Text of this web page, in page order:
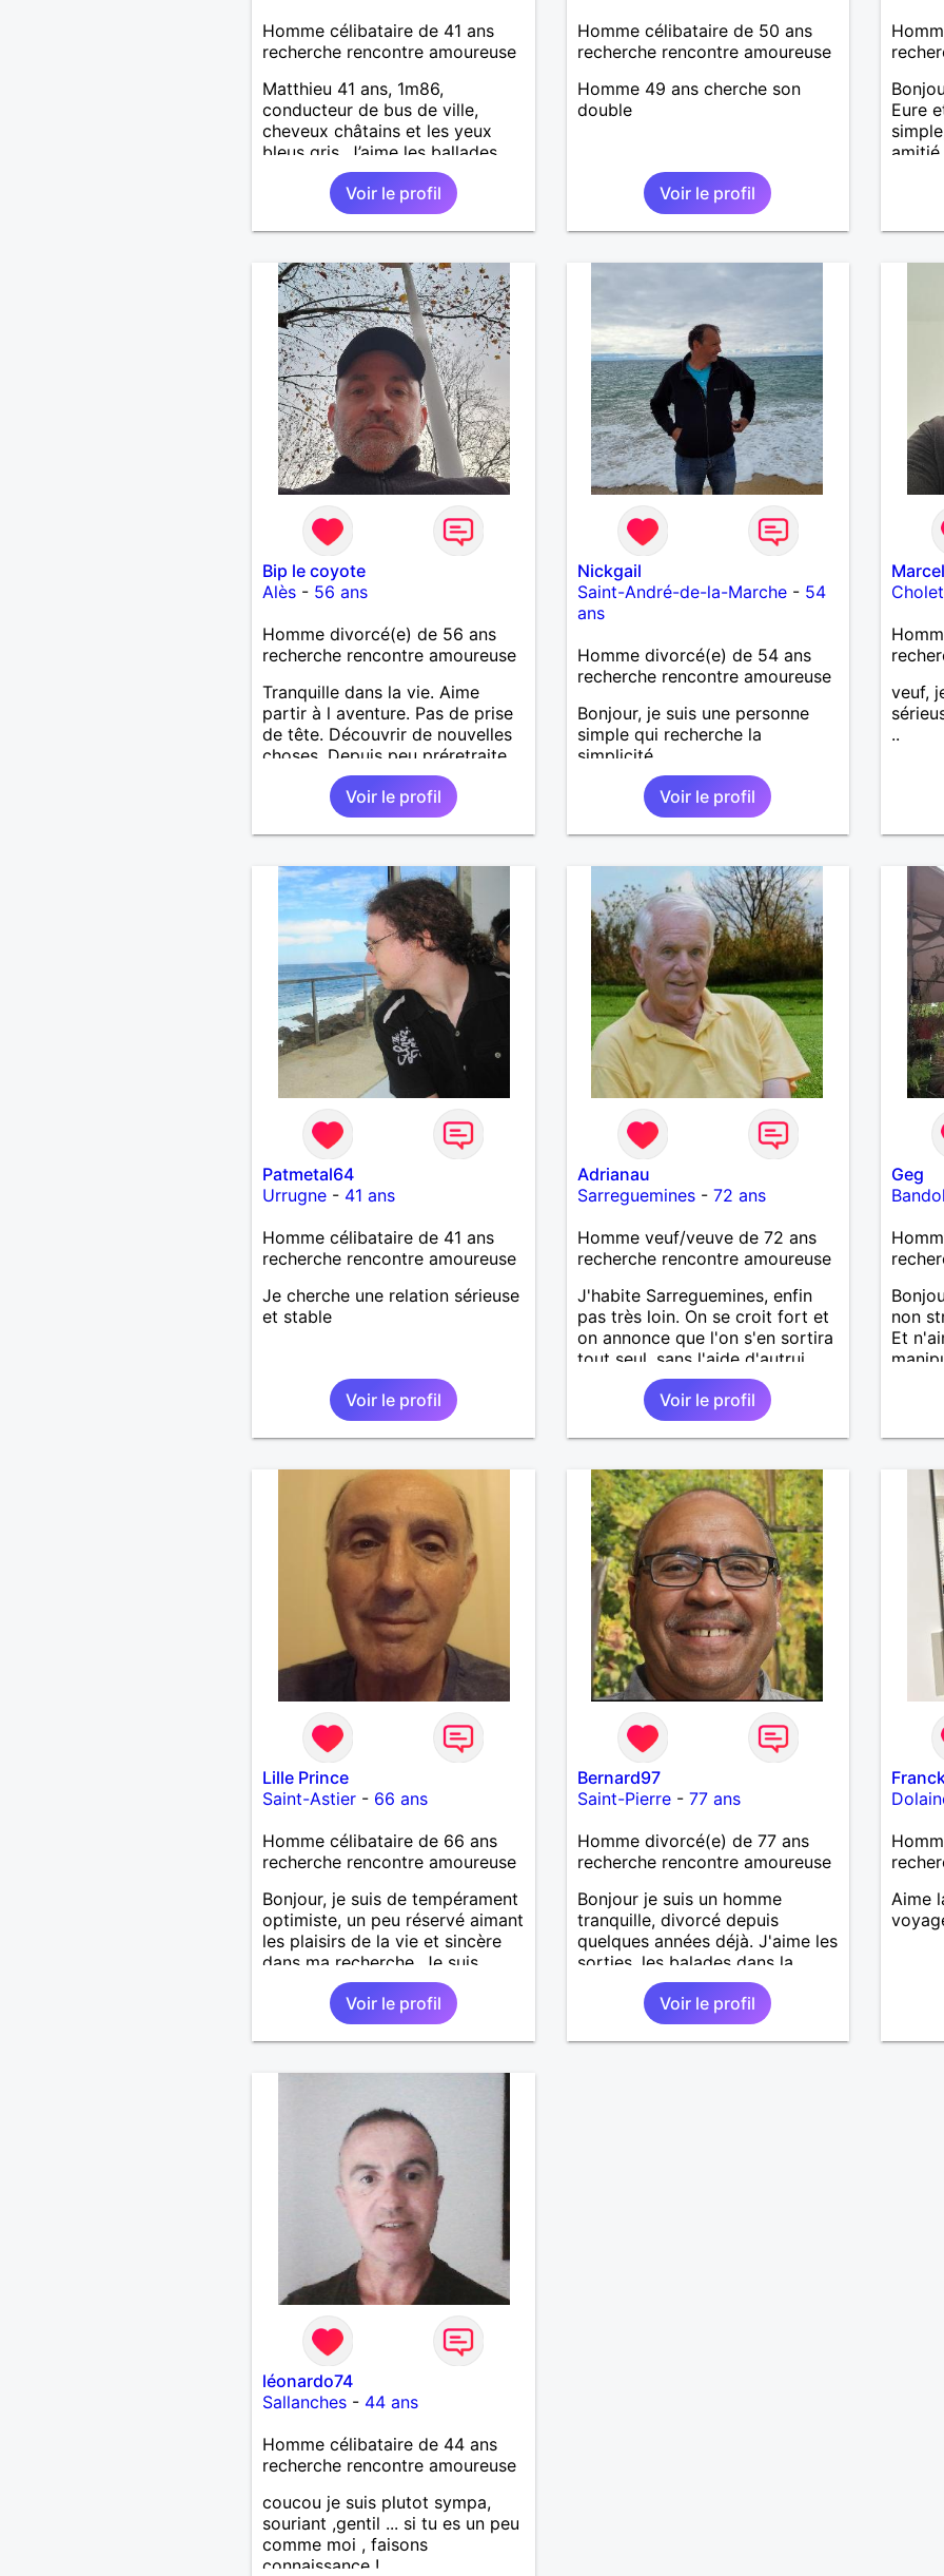
Homme célibataire de 41 ans
recherche rencontre amoureuse
Matthieu 41 ans, 1m86,
conducteur de bus de ville,
cheveux châtains et les yeux
bleus gris. J’aime les ballades,
faire du sport, sortir. Je ne fume
pas, alcool occasionnellement et
j’ai 3 magnifiques filles 17,14,11
Voir le profil
Homme célibataire de 50 ans
recherche rencontre amoureuse
Homme 49 ans cherche son
double
Voir le profil
Eure
amitié
du
un
avec
de
une
les
suivi
faire
Bip le coyote
Alès- 56 ans
Homme divorcé(e) de 56 ans
recherche rencontre amoureuse
Tranquille dans la vie. Aime
partir à l aventure. Pas de prise
de tête. Découvrir de nouvelles
choses. Depuis peu préretraite
un choix. Entre gard et Lozère.
Jardins de la fontaine
Voir le profil
Nickgail
Saint-André-de-la-Marche- 54
ans
Homme divorcé(e) de 54 ans
recherche rencontre amoureuse
Bonjour, je suis une personne
simple qui recherche la
simplicité.
Voir le profil
Cholet
veuf,
..
Patmetal64
Urrugne- 41 ans
Homme célibataire de 41 ans
recherche rencontre amoureuse
Je cherche une relation sérieuse
et stable
Voir le profil
Adrianau
Sarreguemines- 72 ans
Homme veuf/veuve de 72 ans
recherche rencontre amoureuse
J'habite Sarreguemines, enfin
pas très loin. On se croit fort et
on annonce que l'on s'en sortira
tout seul, sans l'aide d'autrui,
mais c'est difficile. Hélas la
solitude est sournoise... A vous
de le découvrir, je ne serais
peut-être pas objectif.
partager ensuite si le "feeling"
se présente.
Voir le profil
Geg
Bandol
non
Et
Aime
avec
ce
Lille Prince
Saint-Astier- 66 ans
Homme célibataire de 66 ans
recherche rencontre amoureuse
Bonjour, je suis de tempérament
optimiste, un peu réservé aimant
les plaisirs de la vie et sincère
dans ma recherche. Je suis
moyennement dynamique et
légèrement paresseux. Je désire
sérieusement m'investir dans
une relation durable.
Voir le profil
Bernard97
Saint-Pierre- 77 ans
Homme divorcé(e) de 77 ans
recherche rencontre amoureuse
Bonjour je suis un homme
tranquille, divorcé depuis
quelques années déjà. J'aime les
sorties, les balades dans la
nature, la marche etc... Je
cherche à faire de nouvelles
connaissances pour trouver la
bonne personne
Voir le profil
Aime
léonardo74
Sallanches- 44 ans
Homme célibataire de 44 ans
recherche rencontre amoureuse
coucou je suis plutot sympa,
souriant ,gentil ... si tu es un peu
comme moi , faisons
connaissance !